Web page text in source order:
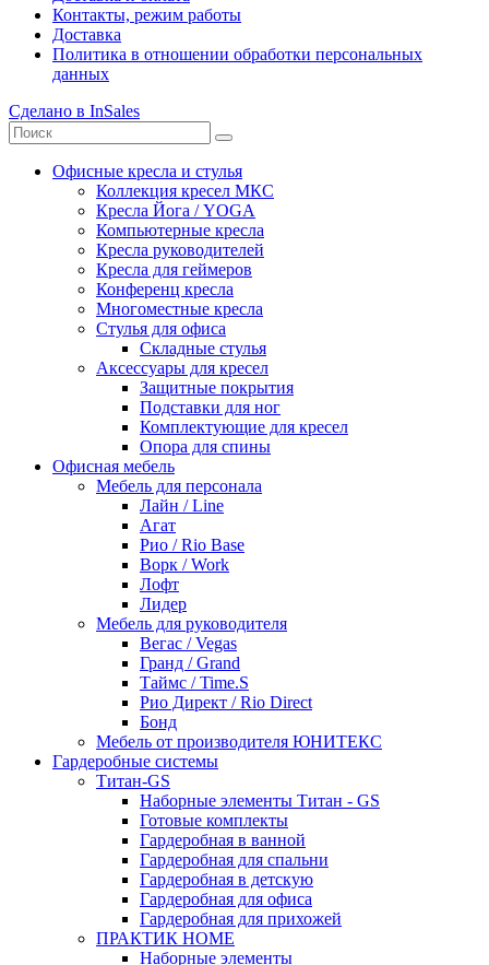
Контакты, режим работы
Доставка
Политика в отношении обработки персональных
данных
Сделано в InSales
Офисные кресла и стулья
Коллекция кресел МКС
Кресла Йога / YOGA
Компьютерные кресла
Кресла руководителей
Кресла для геймеров
Конференц кресла
Многоместные кресла
Стулья для офиса
Складные стулья
Аксессуары для кресел
Защитные покрытия
Подставки для ног
Комплектующие для кресел
Опора для спины
Офисная мебель
Мебель для персонала
Лайн / Line
Агат
Рио / Rio Base
Ворк / Work
Лофт
Лидер
Мебель для руководителя
Вегас / Vegas
Гранд / Grand
Таймс / Time.S
Рио Директ / Rio Direct
Бонд
Мебель от производителя ЮНИТЕКС
Гардеробные системы
Титан-GS
Наборные элементы Титан - GS
Готовые комплекты
Гардеробная в ванной
Гардеробная для спальни
Гардеробная в детскую
Гардеробная для офиса
Гардеробная для прихожей
ПРАКТИК HOME
Наборные элементы